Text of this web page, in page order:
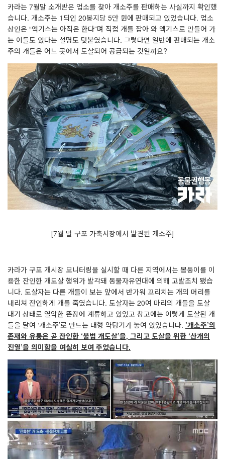
카라는 7월말 소개받은 업소를 찾아 개소주를 판매하는 사실까지 확인했
습니다. 개소주는 1 되인 20봉지당 5만 원에 판매되고 있었습니다. 업소
상인은 “엑기스는 아직은 한다”며 직접 개를 잡아 와 엑기스로 만들어 가
는 이들도 있다는 설명도 덧붙였습니다. 그렇다면 일반에 판매되는 개소
주의 개들은 어느 곳에서 도살되어 공급되는 것일까요?
[7월 말 구포 가축시장에서 발견된 개소주]
카라가 구포 개시장 모니터링을 실시할 때 다른 지역에서는 몽둥이를 이
용한 잔인한 개도살 행위가 발각돼 동물자유연대에 의해 고발조치 됐습
니다. 도살자는 다른 개들이 보는 앞에서 반가워 꼬리치는 개의 머리를
내리쳐 잔인하게 개를 죽였습니다. 도살자는 20여 마리의 개들을 도살
대기 상태로 열악한 뜬장에 계류하고 있었고 창고에는 이렇게 도살된 개
들을 달여 ‘개소주’로 만드는 대형 약탕기가 놓여 있었습니다. ’개소주’의
존재와 유통은 곧 잔인한 ‘불법 개도살’을, 그리고 도살을 위한 ‘산개의
진열’을 의미함을 여실히 보여 주었습니다.